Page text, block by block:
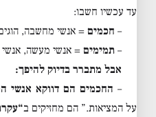
עד עכשיו חשבו:
– חכמים = אנשי מחשבה,
–תמימים = אנשי מעשה,
אבל מתברר בדיוק להיפך:
– החכמים הם דווקא אנשי
על המציאות.” הם מחזיקים ב